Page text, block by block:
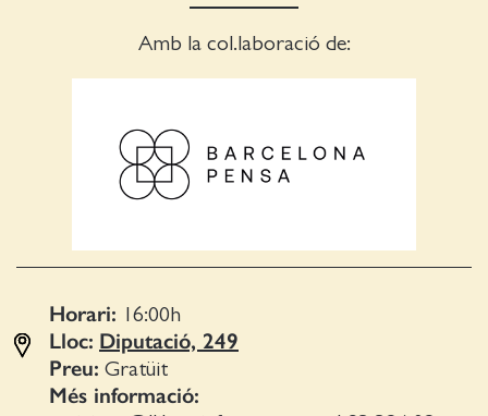
Amb la col.laboració de:
Horari: 16:00h
Lloc: Diputació, 249
Preu: Gratüit
Més informació: